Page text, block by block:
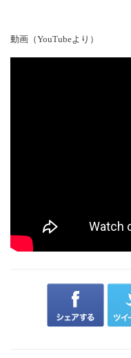
動画（YouTubeより）